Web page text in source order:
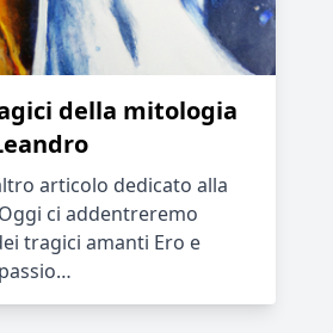
della mitologia
articolo dedicato alla
ci addentreremo
tragici amanti Ero e